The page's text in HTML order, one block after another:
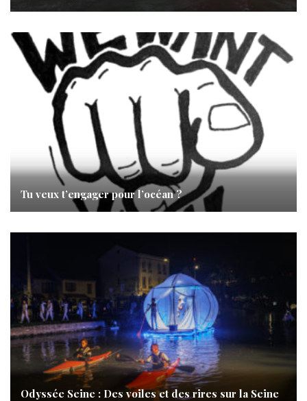
Tu veux t’engager pour l’océan ?
Odyssée Seine : Des voiles et des rires sur la Seine